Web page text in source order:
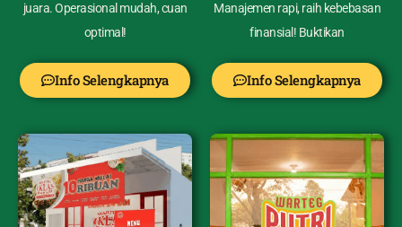
juara. Operasional mudah, cuan
optimal!
Info Selengkapnya
Manajemen rapi, raih kebebasan
finansial! Buktikan
Info Selengkapnya